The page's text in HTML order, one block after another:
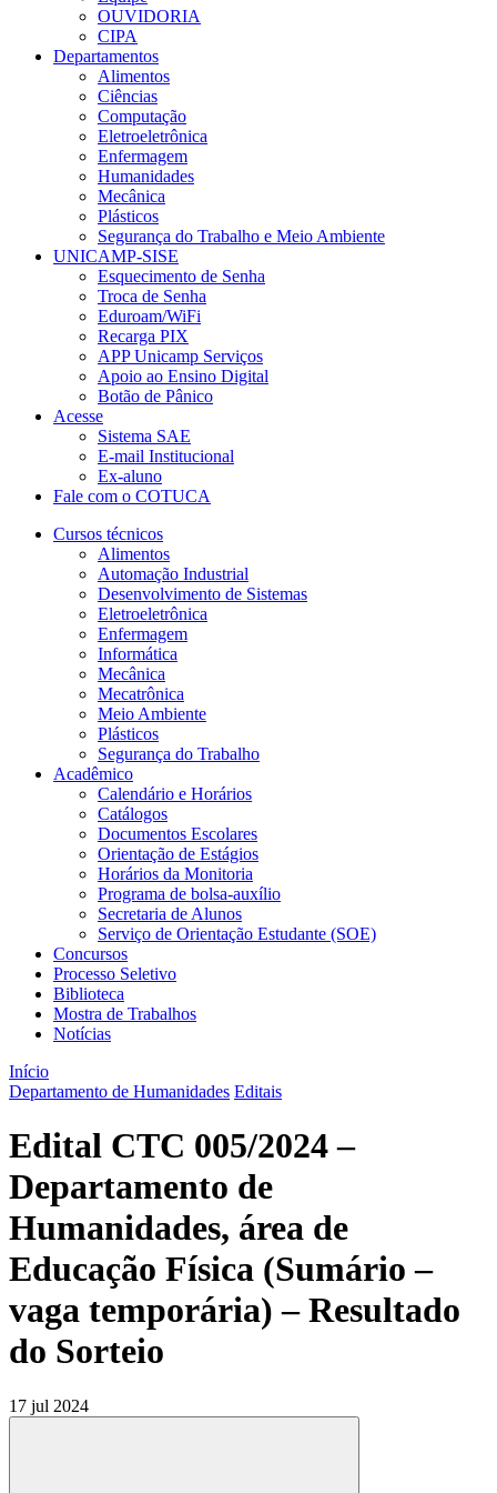
OUVIDORIA
CIPA
Departamentos
Alimentos
Ciências
Computação
Eletroeletrônica
Enfermagem
Humanidades
Mecânica
Plásticos
Segurança do Trabalho e Meio Ambiente
UNICAMP-SISE
Esquecimento de Senha
Troca de Senha
Eduroam/WiFi
Recarga PIX
APP Unicamp Serviços
Apoio ao Ensino Digital
Botão de Pânico
Acesse
Sistema SAE
E-mail Institucional
Ex-aluno
Fale com o COTUCA
Cursos técnicos
Alimentos
Automação Industrial
Desenvolvimento de Sistemas
Eletroeletrônica
Enfermagem
Informática
Mecânica
Mecatrônica
Meio Ambiente
Plásticos
Segurança do Trabalho
Acadêmico
Calendário e Horários
Catálogos
Documentos Escolares
Orientação de Estágios
Horários da Monitoria
Programa de bolsa-auxílio
Secretaria de Alunos
Serviço de Orientação Estudante (SOE)
Concursos
Processo Seletivo
Biblioteca
Mostra de Trabalhos
Notícias
Início
Departamento de Humanidades Editais
Edital CTC 005/2024 –
Departamento de
Humanidades, área de
Educação Física (Sumário –
vaga temporária) – Resultado
do Sorteio
17 jul 2024